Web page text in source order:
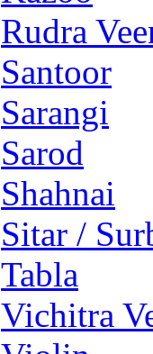
Rudra
Santoor
Sarangi
Sarod
Shahnai
Sitar /
Tabla
Vichitra